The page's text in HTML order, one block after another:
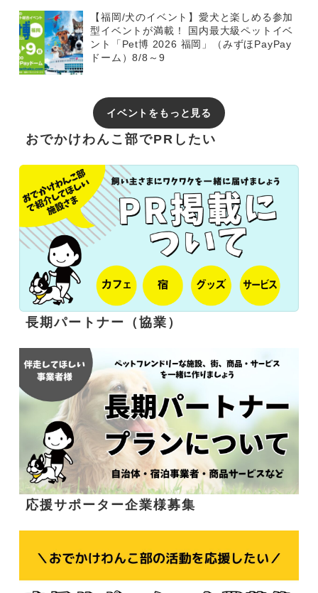
【福岡/犬のイベント】愛犬と楽しめる参加
型イベントが満載！ 国内最大級ペットイベ
ント「Pet博 2026 福岡」（みずほPayPay
ドーム）8/8～9
イベントをもっと見る
おでかけわんこ部でPRしたい
長期パートナー（協業）
応援サポーター企業様募集